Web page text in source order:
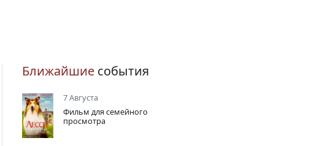
Ближайшие события
7 Августа
Фильм для семейного
просмотра